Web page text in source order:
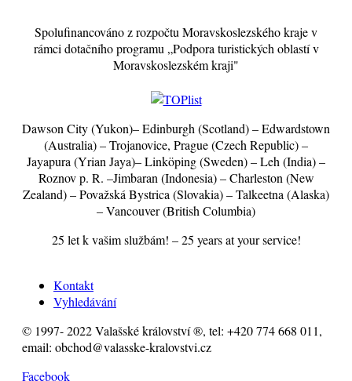
Spolufinancováno z rozpočtu Moravskoslezského kraje v
rámci dotačního programu „Podpora turistických oblastí v
Moravskoslezském kraji"
Dawson City (Yukon)– Edinburgh (Scotland) – Edwardstown
(Australia) – Trojanovice, Prague (Czech Republic) –
Jayapura (Yrian Jaya)– Linköping (Sweden) – Leh (India) –
Roznov p. R. –Jimbaran (Indonesia) – Charleston (New
Zealand) – Považská Bystrica (Slovakia) – Talkeetna (Alaska)
– Vancouver (British Columbia)
25 let k vašim službám! – 25 years at your service!
Kontakt
Vyhledávání
© 1997- 2022 Valašské království ®, tel: +420 774 668 011,
email: obchod@valasske-kralovstvi.cz
Facebook